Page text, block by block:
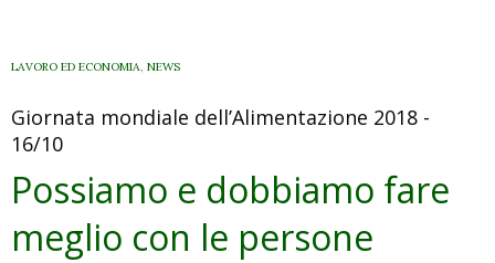
finanza
LAVORO ED ECONOMIA, NEWS
Giornata mondiale dell’Alimentazione 2018 -
16/10
Possiamo e dobbiamo fare
meglio con le persone